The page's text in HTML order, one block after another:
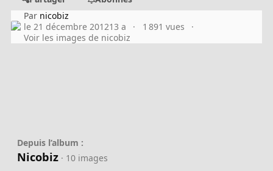
Par nicobiz
le 21 décembre 201213 a
1 891 vues
Voir les images de nicobiz
Depuis l’album :
Nicobiz · 10 images